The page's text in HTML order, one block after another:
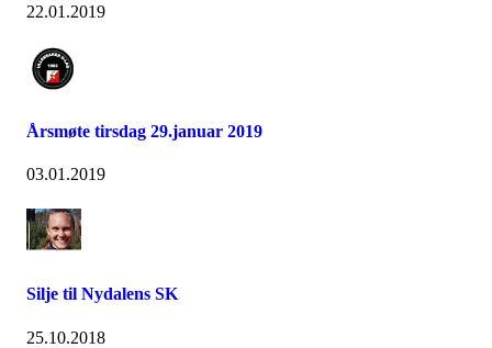
22.01.2019
Årsmøte tirsdag 29.januar 2019
03.01.2019
Silje til Nydalens SK
25.10.2018